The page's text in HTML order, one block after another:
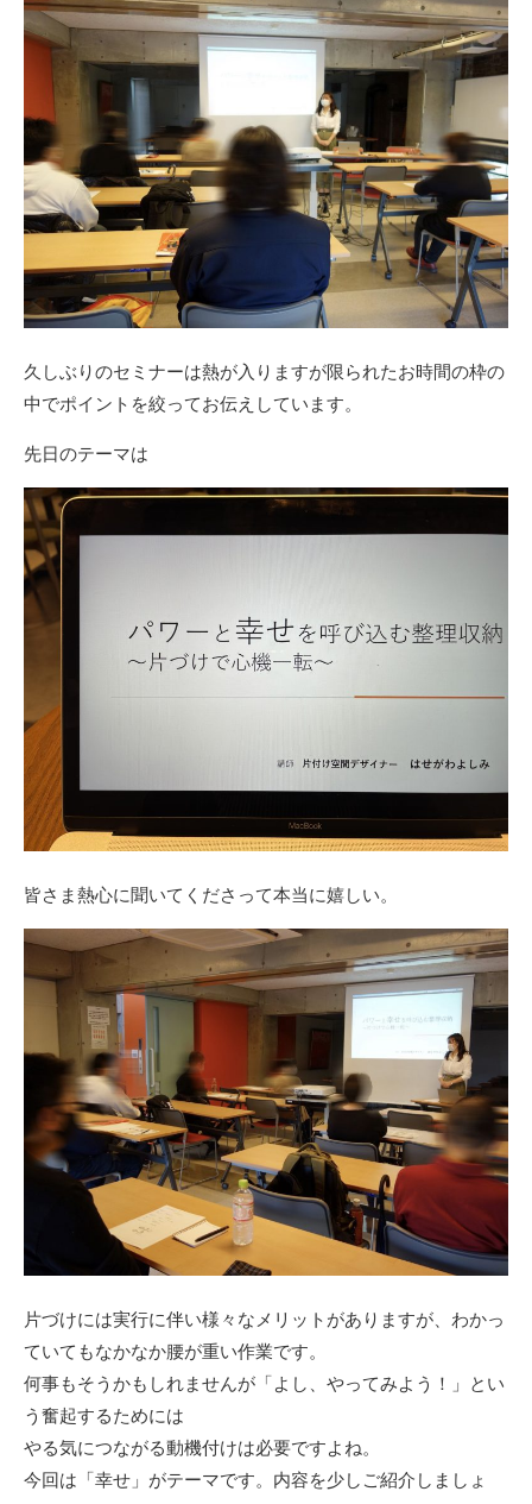
久しぶりのセミナーは熱が入りますが限られたお時間の枠の
中でポイントを絞ってお伝えしています。
先日のテーマは
皆さま熱心に聞いてくださって本当に嬉しい。
片づけには実行に伴い様々なメリットがありますが、わかっ
ていてもなかなか腰が重い作業です。
何事もそうかもしれませんが「よし、やってみよう！」とい
う奮起するためには
やる気につながる動機付けは必要ですよね。
今回は「幸せ」がテーマです。内容を少しご紹介しましょ